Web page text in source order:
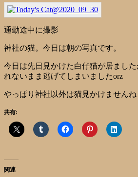
通勤途中に撮影
神社の猫。今日は朝の写真です。
今日は先日見かけた白仔猫が居ました
れないまま逃げてしまいましたorz
やっぱり神社以外は猫見かけませんね
共有:
関連